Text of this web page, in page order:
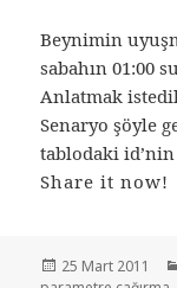
Beynimin
sabahın 01:00
Anlatmak
Senaryo şöyle
tablodaki
Share it now!
Yayın
25 Mart 2011